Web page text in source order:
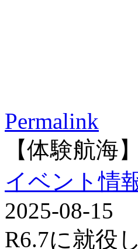
Permalink
【体験航
イベント情
2025-08-15
R6.7に就役